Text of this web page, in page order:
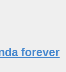
forever